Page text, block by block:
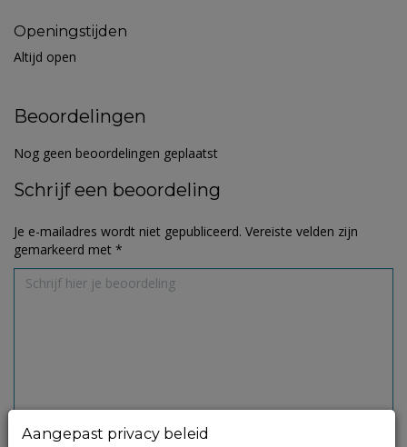
Openingstijden
Altijd open
Beoordelingen
Nog geen beoordelingen geplaatst
Schrijf een beoordeling
Je e-mailadres wordt niet gepubliceerd. Vereiste velden zijn
gemarkeerd met *
Aangepast privacy beleid